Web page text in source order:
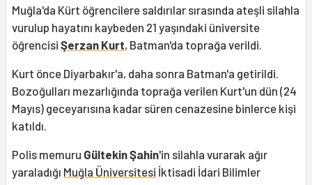
Muğla'da Kürt öğrencilere saldırılar sırasında ateşli silahla
vurulup hayatını kaybeden 21 yaşındaki üniversite
öğrencisi Şerzan Kurt, Batman'da toprağa verildi.
Kurt önce Diyarbakır'a, daha sonra Batman'a getirildi.
Bozoğulları mezarlığında toprağa verilen Kurt'un dün (24
Mayıs) geceyarısına kadar süren cenazesine binlerce kişi
katıldı.
Polis memuru Gültekin Şahin'in silahla vurarak ağır
yaraladığı Muğla Üniversitesi İktisadi İdari Bilimler